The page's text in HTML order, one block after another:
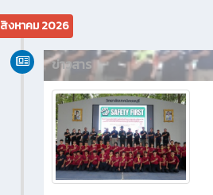
สิงหาคม 2026
ข่าวสาร